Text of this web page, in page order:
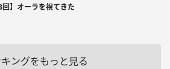
回】オーラを視てきた
ングをもっと見る